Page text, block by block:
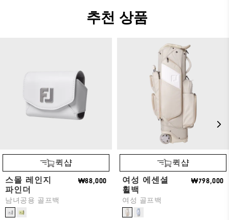
추천 상품
퀵샵
스몰 레인지
파인더
남녀공용 골프백
₩88,000
퀵샵
여성 에센셜
휠백
여성 골프백
₩798,000